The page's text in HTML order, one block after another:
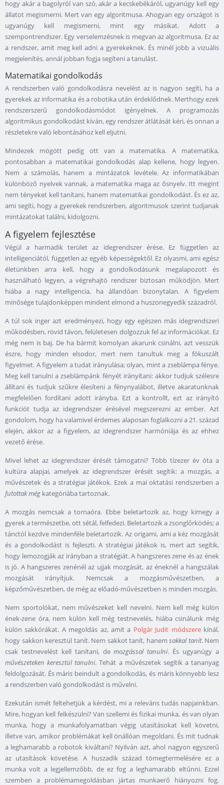
hogy akár a bagolyról van szó, akár a kecskebékáról, ugyanúgy kell egy
állatot megismerni. Mert van egy algoritmusa. Ahogyan egy országot is
ugyanúgy kell megismerni, mint egy másikat. Adott a
szempontrendszer. Egy verselemzésnek is megvan az algoritmusa. Ez az
a rendszer, amit meg kell adni a gyerekeknek. És minél jobb a vizuális
megjelenítés, annál jobban fogja segíteni a tanulást.
Matematikai gondolkodás
A rendszerben való gondolkodásra nevelést az is nagyon segíti, ha a
gyerekek az informatika és a robotika után érdeklődnek. Merthogy ezek
rendszerszerű gondolkodásmódot igényelnek. A programozás
algoritmikus gondolkodást kíván, egy rendszer átlátását kéri, és onnan a
részletekre való lebontásához kell eljutni.
Mindezek mögött pedig ott van a matematika. A matematika,
pontosabban a matematikai gondolkodás alap kellene, hogy legyen.
Nem a számolás, hanem a mintázatok levétele. Az informatikában
különböző nyelvek vannak, a matematika maga az ősnyelv. Itt megint
nem tényeket kell tanítani, hanem matematikai gondolkodást. És ez az,
ami segíti, hogy a gyerekek rendszerben, algoritmusok szerint tudjanak
mintázatokat találni, kidolgozni.
A figyelem fejlesztése
Végül a harmadik terület az idegrendszer érése. Ez független az
intelligenciától, független az egyéb képességektől. Ez olyasmi, ami egész
életünkben arra kell, hogy a gondolkodásunk megalapozott és
használható legyen, a végrehajtó rendszer biztosan működjön. Mert
hiába a nagy intelligencia, ha állandóan bizonytalan. A figyelem
minősége tulajdonképpen mindent elmond a huszonegyedik századról.
A túl sok inger azt eredményezi, hogy egy egészen más idegrendszeri
működésben, rövid távon, felületesen dolgozzuk fel az információkat. Ez
még nem is baj. De ha bármit komolyan akarunk csinálni, azt vesszük
észre, hogy minden elsodor, mert nem tanultuk meg a fókuszált
figyelmet. A figyelem a tudat irányulása; olyan, mint a zseblámpa fénye.
Meg kell tanulni a zseblámpánk fényét irányítani: akkor tudjuk szélesre
állítani és tudjuk szűkre élesíteni a fénynyalábot, illetve akaratunknak
megfelelően fordítani adott irányba. Ezt a kontrollt, ezt az irányító
funkciót tudja az idegrendszer érésével megszerezni az ember. Azt
gondolom, hogy ha valamivel érdemes alaposan foglalkozni a 21. század
elején, akkor az a figyelem, az idegrendszer harmóniája és az ehhez
vezető érése.
Mivel lehet az idegrendszer érését támogatni? Több tízezer év óta a
kultúra alapjai, amelyek az idegrendszer érését segítik: a mozgás, a
művészetek és a stratégiai játékok. Ezek a mai oktatási rendszerben a
futottak még kategóriába tartoznak.
A mozgás nemcsak a tornaóra. Ebbe beletartozik az, hogy kimegy a
gyerek a természetbe, ott sétál, felfedezi. Beletartozik a zsonglőrködés; a
tánctól kezdve mindenféle beletartozik. Az origami, ami a kéz mozgását
és a gondolkodást is fejleszti. A stratégiai játékok is, mert azt segítik,
hogy lemozogják az irányban a stratégiát. A hangszeres zene és az ének
is jó. A hangszeres zenénél az ujjak mozgását, az éneknél a hangszálak
mozgását irányítjuk. Nemcsak a mozgásművészetben, a
képzőművészetben, de még az előadó-művészetben is minden mozgás.
Nem sportolókat, nem művészeket kell nevelni. Nem kell még külön
ének-zene óra, nem külön kell még testnevelés, hiába csinálunk még
külön sakkórákat. A megoldás az, amit a Polgár Judit módszerekínál,
hogy sakkon keresztül tanít. Nem sakkot tanít, hanem sakkal tanít. Nem
csak testnevelést kell tanítani, demozgással tanulni. És ugyanúgy a
művészeteken keresztül tanulni. Tehát a művészetek segítik a tananyag
feldolgozását. És máris beindult a gondolkodás, és máris könnyebb lesz
a rendszerben való gondolkodást is művelni.
Ezekután ismét feltehetjük a kérdést, mi a releváns tudás napjainkban.
Mire, hogyan kell felkészülni? Van szellemi és fizikai munka, és van olyan
munka, hogy a munkafolyamatban végig utasításokat kell követni,
illetve van, amikor problémákat kell önállóan megoldani. És mit tudnak
a leghamarabb a robotok kiváltani? Nyilván azt, ahol nagyon egyszerű
az utasítások követése. A huszadik század tömegtermelésére ez a
munka volt a legjellemzőbb, de ez fog a leghamarabb eltűnni. Ezzel
szemben a problémamegoldásban jártas munkaerő hiányozni fog.